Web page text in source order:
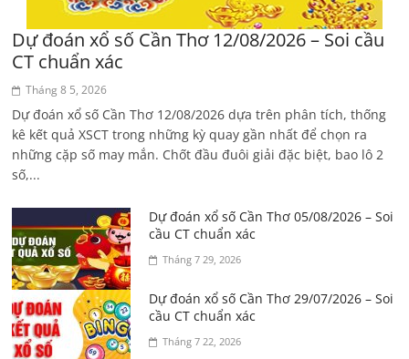
Dự đoán xổ số Cần Thơ 12/08/2026 – Soi cầu
CT chuẩn xác
Tháng 8 5, 2026
Dự đoán xổ số Cần Thơ 12/08/2026 dựa trên phân tích, thống
kê kết quả XSCT trong những kỳ quay gần nhất để chọn ra
những cặp số may mắn. Chốt đầu đuôi giải đặc biệt, bao lô 2
số,...
Dự đoán xổ số Cần Thơ 05/08/2026 – Soi
cầu CT chuẩn xác
Tháng 7 29, 2026
Dự đoán xổ số Cần Thơ 29/07/2026 – Soi
cầu CT chuẩn xác
Tháng 7 22, 2026